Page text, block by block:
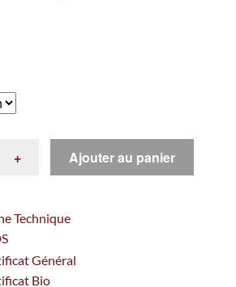
Ajouter au panier
Technique
Général
Bio